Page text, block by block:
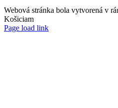
Webová stránka bola vytvorená v
Košiciam
Page load link